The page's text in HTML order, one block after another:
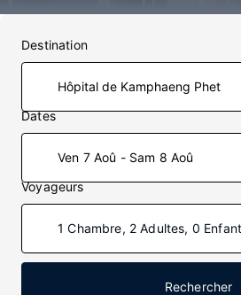
Destination
Dates
Ven 7 Aoû - Sam 8 Aoû
Voyageurs
1 Chambre, 2 Adultes, 0
Rechercher